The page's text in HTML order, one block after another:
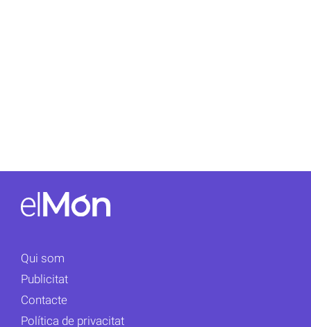
Qui som
Publicitat
Contacte
Política de privacitat